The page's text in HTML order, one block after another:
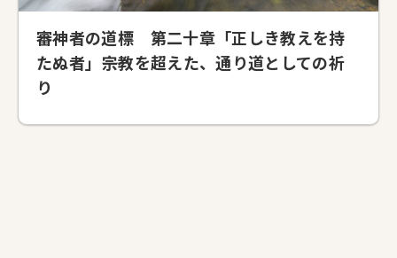
審神者の道標 第二十章「正しき教えを持
たぬ者」――宗教を超えた、通り道としての祈
り